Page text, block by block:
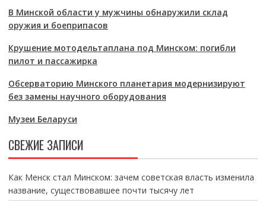
В Минской области у мужчины обнаружили склад
оружия и боеприпасов
Крушение мотодельтаплана под Минском: погибли
пилот и пассажирка
Обсерваторию Минского планетария модернизируют
без замены научного оборудования
Музеи Беларуси
СВЕЖИЕ ЗАПИСИ
Как Менск стал Минском: зачем советская власть изменила
название, существовавшее почти тысячу лет